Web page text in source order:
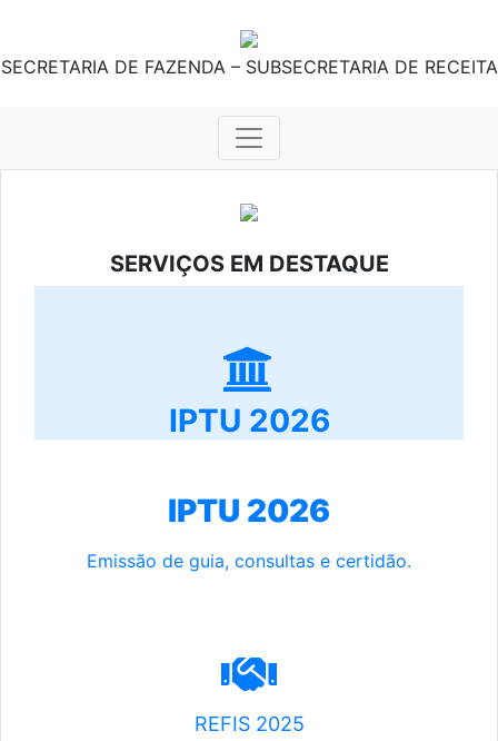
SECRETARIA DE FAZENDA – SUBSECRETARIA DE RECEITA
SERVIÇOS EM DESTAQUE
IPTU 2026
IPTU 2026
Emissão de guia, consultas e certidão.
REFIS 2025